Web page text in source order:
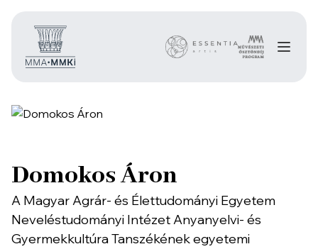
Domokos Áron
A Magyar Agrár- és Élettudományi Egyetem
Neveléstudományi Intézet Anyanyelvi- és
Gyermekkultúra Tanszékének egyetemi